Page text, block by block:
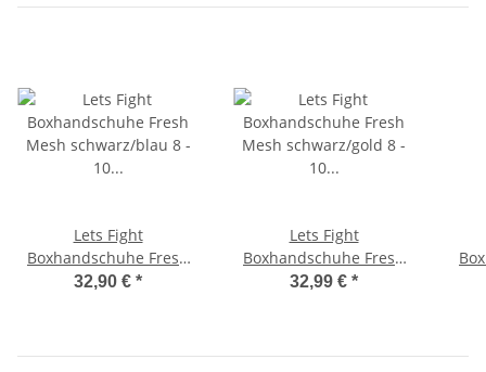
Lets Fight
Boxhandschuhe Fresh
Mesh schwarz/blau 8 -
32,90 € *
Lets Fight
Boxhandschuhe Fresh
Mesh schwarz/gold 8 -
32,99 € *